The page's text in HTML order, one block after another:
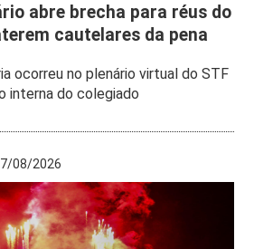
abre brecha para réus do
cautelares da pena
ocorreu no plenário virtual do STF
interna do colegiado
08/2026